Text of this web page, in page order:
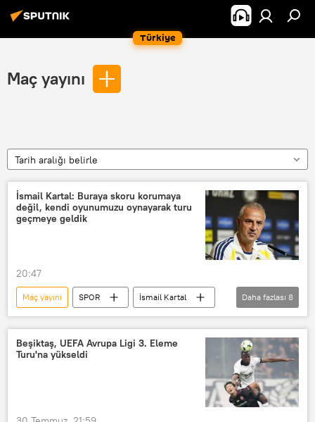
Türkiye
Maç yayını
Tarih aralığı belirle
İsmail Kartal: Buraya skoru korumaya
değil, kendi oyunumuzu oynayarak turu
geçmeye geldik
20:47
Maç yayını SPOR
İsmail Kartal
İstanbul
Sturm Graz
Fenerbahçe
Maç
tarihi maç
Futbol
Futbol maçı
Daha fazlası 8
Beşiktaş, UEFA Avrupa Ligi 3. Eleme
Turu'na yükseldi